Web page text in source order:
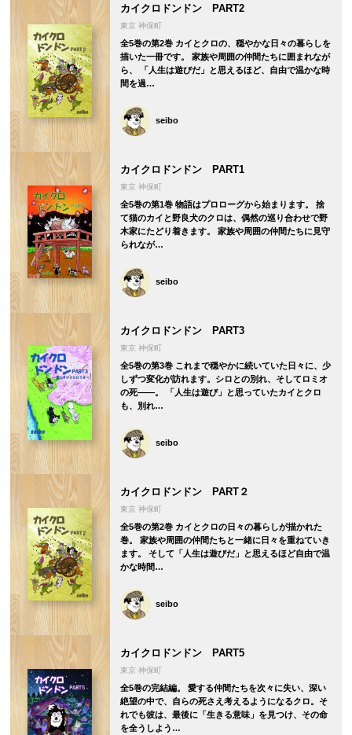
カイクロドンドン PART2
東京 神保町
全5巻の第2巻 カイとクロの、穏やかな日々の暮らしを
描いた一冊です。 家族や周囲の仲間たちに囲まれなが
ら、 「人生は遊びだ」と思えるほど、自由で温かな時
間を過…
seibo
カイクロドンドン PART1
東京 神保町
全5巻の第1巻 物語はプロローグから始まります。 捨
て猫のカイと野良犬のクロは、偶然の巡り合わせで野
木家にたどり着きます。 家族や周囲の仲間たちに見守
られなが…
seibo
カイクロドンドン PART3
東京 神保町
全5巻の第3巻 これまで穏やかに続いていた日々に、少
しずつ変化が訪れます。シロとの別れ、そしてロミオ
の死――。 「人生は遊び」と思っていたカイとクロ
も、別れ…
seibo
カイクロドンドン PART２
東京 神保町
全5巻の第2巻 カイとクロの日々の暮らしが描かれた
巻。 家族や周囲の仲間たちと一緒に日々を重ねていき
ます。 そして「人生は遊びだ」と思えるほど自由で温
かな時間…
seibo
カイクロドンドン PART5
東京 神保町
全5巻の完結編。 愛する仲間たちを次々に失い、深い
絶望の中で、自らの死さえ考えるようになるクロ。そ
れでも彼は、最後に「生きる意味」を見つけ、その命
を全うしよう…